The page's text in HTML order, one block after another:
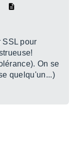
SSL pour
On se
quelqu'un...)